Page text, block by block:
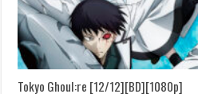
Tokyo Ghoul:re [12/12][BD][1080p]